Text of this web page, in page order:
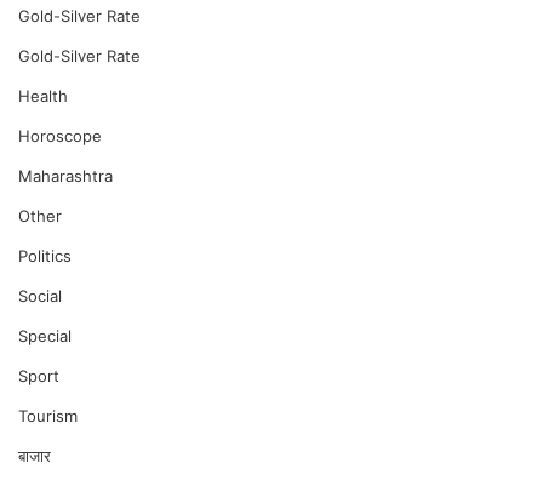
Gold-Silver Rate
Gold-Silver Rate
Health
Horoscope
Maharashtra
Other
Politics
Social
Special
Sport
Tourism
बाजार